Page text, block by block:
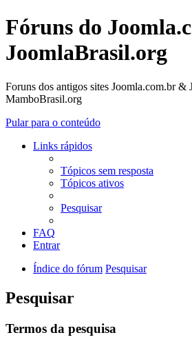
Fóruns do
JoomlaBrasil.org
Foruns dos antigos sites Joomla.com.br
MamboBrasil.org
Pular para o conteúdo
Links rápidos
Tópicos sem resposta
Tópicos ativos
Pesquisar
FAQ
Entrar
Índice do fórum Pesquisar
Pesquisar
Termos da pesquisa